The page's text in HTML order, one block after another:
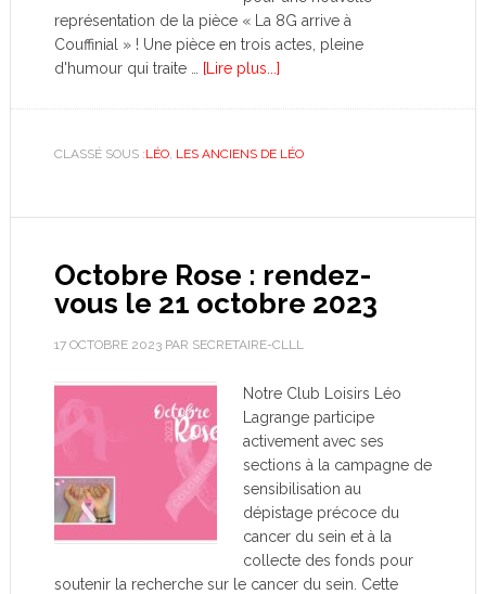
représentation de la pièce « La 8G arrive à
Couffinial » ! Une pièce en trois actes, pleine
d'humour qui traite …
[Lire plus...]
CLASSÉ SOUS :LÉO, LES ANCIENS DE LÉO
Octobre Rose : rendez-
vous le 21 octobre 2023
17 OCTOBRE 2023PAR SECRETAIRE-CLLL
Notre Club Loisirs Léo
Lagrange participe
activement avec ses
sections à la campagne de
sensibilisation au
dépistage précoce du
cancer du sein et à la
collecte des fonds pour
soutenir la recherche sur le cancer du sein. Cette